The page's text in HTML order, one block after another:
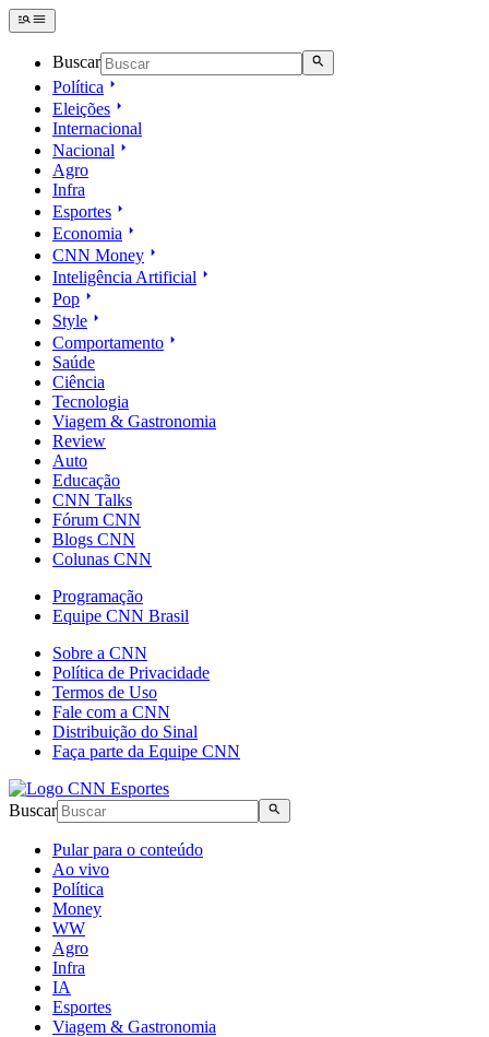
Buscar
Política
Eleições
Internacional
Nacional
Agro
Infra
Esportes
Economia
CNN Money
Inteligência Artificial
Pop
Style
Comportamento
Saúde
Ciência
Tecnologia
Viagem & Gastronomia
Review
Auto
Educação
CNN Talks
Fórum CNN
Blogs CNN
Colunas CNN
Programação
Equipe CNN Brasil
Sobre a CNN
Política de Privacidade
Termos de Uso
Fale com a CNN
Distribuição do Sinal
Faça parte da Equipe CNN
Buscar
Pular para o conteúdo
Ao vivo
Política
Money
WW
Agro
Infra
IA
Esportes
Viagem & Gastronomia